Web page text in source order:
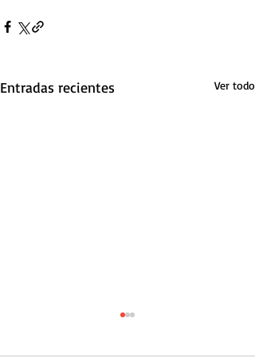
Entradas recientes Ver todo